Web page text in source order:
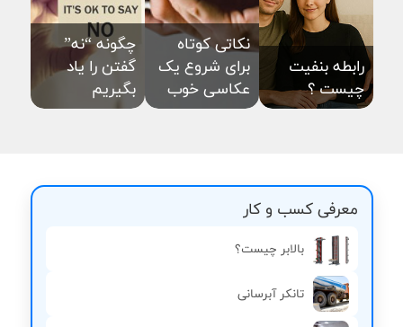
رابطه بنفیت
چیست ؟
نکاتی کوتاه
برای شروع یک
عکاسی خوب
چگونه “نه”
گفتن را یاد
بگیریم
معرفی کسب و کار
بالابر چیست؟
تانکر آبرسانی